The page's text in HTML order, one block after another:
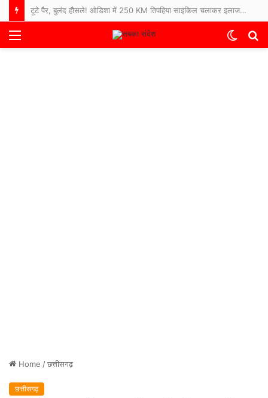
टूटे पैर, बुलंद हौसले! ओडिशा में 250 KM तिपहिया साइकिल चलाकर इलाज कराने अस्पताल पहुंचे 65 साल के बुजुर्ग
Menu
Switch
Home /छत्तीसगढ़
छत्तीसगढ़